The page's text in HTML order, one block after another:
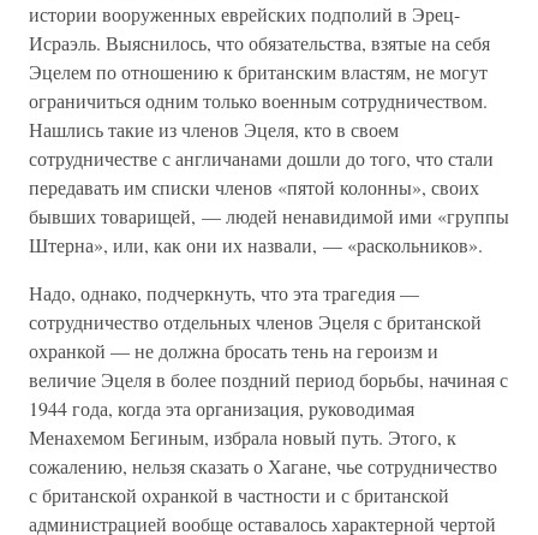
истории вооруженных еврейских подполий в Эрец-
Исраэль. Выяснилось, что обязательства, взятые на себя
Эцелем по отношению к британским властям, не могут
ограничиться одним только военным сотрудничеством.
Нашлись такие из членов Эцеля, кто в своем
сотрудничестве с англичанами дошли до того, что стали
передавать им списки членов «пятой колонны», своих
бывших товарищей, — людей ненавидимой ими «группы
Штерна», или, как они их назвали, — «раскольников».
Надо, однако, подчеркнуть, что эта трагедия —
сотрудничество отдельных членов Эцеля с британской
охранкой — не должна бросать тень на героизм и
величие Эцеля в более поздний период борьбы, начиная с
1944 года, когда эта организация, руководимая
Менахемом Бегиным, избрала новый путь. Этого, к
сожалению, нельзя сказать о Хагане, чье сотрудничество
с британской охранкой в частности и с британской
администрацией вообще оставалось характерной чертой